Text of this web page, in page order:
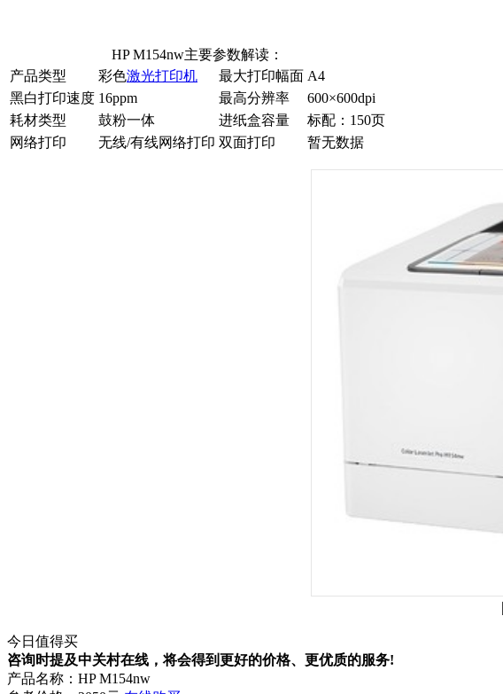
HP M154nw主要参数解读：
产品类型
彩色激光打印机 最大打印幅面 A4
黑白打印速度 16ppm 最高分辨率
600×600dpi
耗材类型
鼓粉一体 进纸盒容量
标配：150页
网络打印
无线/有线网络打印 双面打印 暂无数据
今日值得买
咨询时提及中关村在线，将会得到更好的价格、更优质的服务!
产品名称： HP M154nw